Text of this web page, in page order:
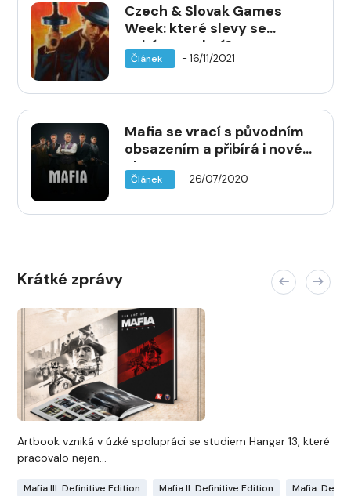
Czech & Slovak Games
Week: které slevy se
nejvíce vyplatí?
Článek - 16/11/2021
Mafia se vrací s původním
obsazením a přibírá i nové
hlasy
Článek - 26/07/2020
Krátké zprávy
Artbook vzniká v úzké spolupráci se studiem Hangar 13, které
pracovalo nejen...
Mafia III: Definitive Edition Mafia II: Definitive Edition
Mafia: